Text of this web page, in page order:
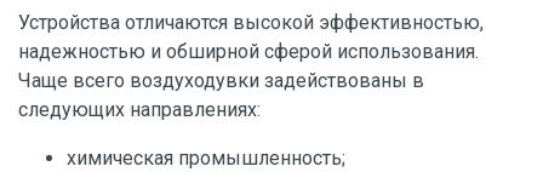
Устройства отличаются высокой эффективностью,
надежностью и обширной сферой использования.
Чаще всего воздуходувки задействованы в
следующих направлениях:
химическая промышленность;